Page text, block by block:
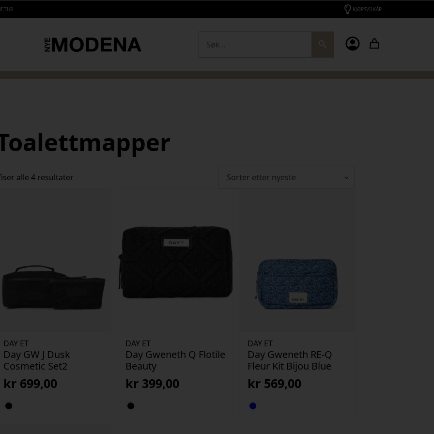
KJØPSVILKÅR
alle 4 resultater
DAY ET
Day GW J Dusk
Cosmetic Set2
kr 699,00
DAY ET
Day Gweneth Q Flotile
Beauty
kr 399,00
DAY ET
Day Gweneth RE-Q
Fleur Kit Bijou Blue
kr 569,00